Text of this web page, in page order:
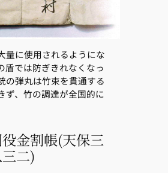
量に使用されるようにな
盾では防ぎきれなくなっ
の弾丸は竹束を貫通する
ず、竹の調達が全国的に
金割帳(天保三
二)